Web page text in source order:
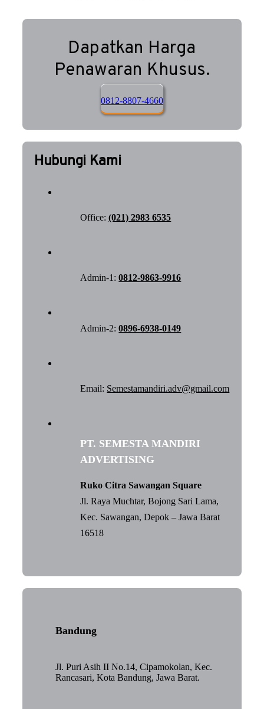
Dapatkan Harga
Penawaran Khusus.
0812-8807-4660
Hubungi Kami
Office:(021) 2983 6535
Admin-1:0812-9863-9916
Admin-2:0896-6938-0149
Email: Semestamandiri.adv@gmail.com
PT. SEMESTA MANDIRI
ADVERTISING
Ruko Citra Sawangan Square
Jl. Raya Muchtar, Bojong Sari Lama,
Kec. Sawangan, Depok – Jawa Barat
16518
Bandung
Jl. Puri Asih II No.14, Cipamokolan, Kec.
Rancasari, Kota Bandung, Jawa Barat.